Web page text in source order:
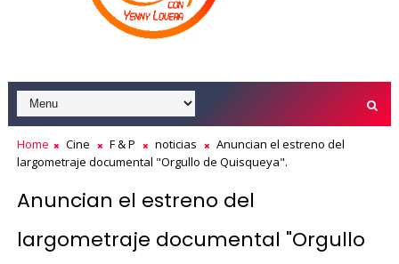
Home Cine F & P noticias
Anuncian el estreno del
largometraje documental "Orgullo de Quisqueya".
Anuncian el estreno del
largometraje documental "Orgullo